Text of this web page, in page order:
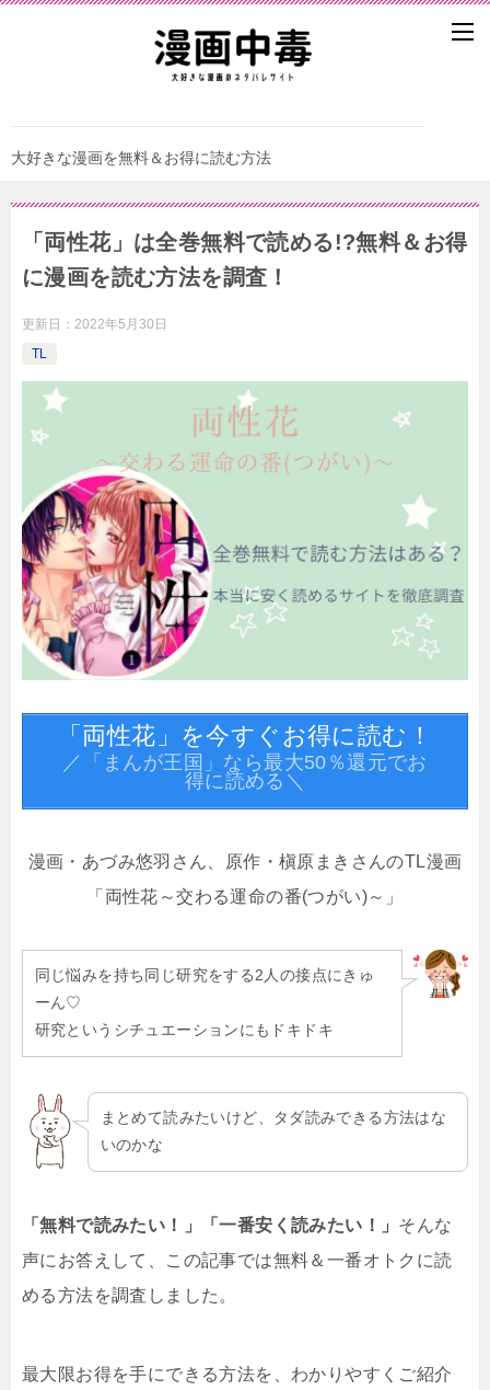
大好きな漫画を無料＆お得に読む方法
「両性花」は全巻無料で読める!?無料＆お得
に漫画を読む⽅法を調査！
更新日： 2022年5月30日
TL
「両性花」を今すぐお得に読む！
／「まんが王国」なら最大50％還元でお
得に読める＼
漫画・あづみ悠羽さん、原作・槇原まきさんのTL漫画
「両性花～交わる運命の番(つがい)～」
同じ悩みを持ち同じ研究をする2人の接点にきゅ
ーん♡
研究というシチュエーションにもドキドキ
まとめて読みたいけど、タダ読みできる方法はな
いのかな
「無料で読みたい！」「一番安く読みたい！」 そんな
声にお答えして、この記事では無料＆一番オトクに読
める方法を調査しました。
最大限お得を手にできる方法を、わかりやすくご紹介